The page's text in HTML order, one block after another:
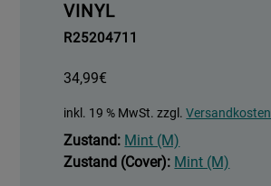
VINYL
R25204711
34,99€
inkl. 19 % MwSt. zzgl.Versandkosten
Zustand: Mint (M)
Zustand (Cover): Mint (M)